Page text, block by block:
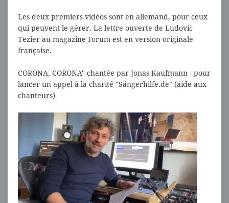
Bayreuth
Les deux premiers vidéos sont en allemand, pour ceux
qui peuvent le gérer. La lettre ouverte de Ludovic
Tezier au magazine Forum est en version originale
française.
CORONA, CORONA" chantée par Jonas Kaufmann - pour
lancer un appel à la charité "Sängerhilfe.de" (aide aux
chanteurs)